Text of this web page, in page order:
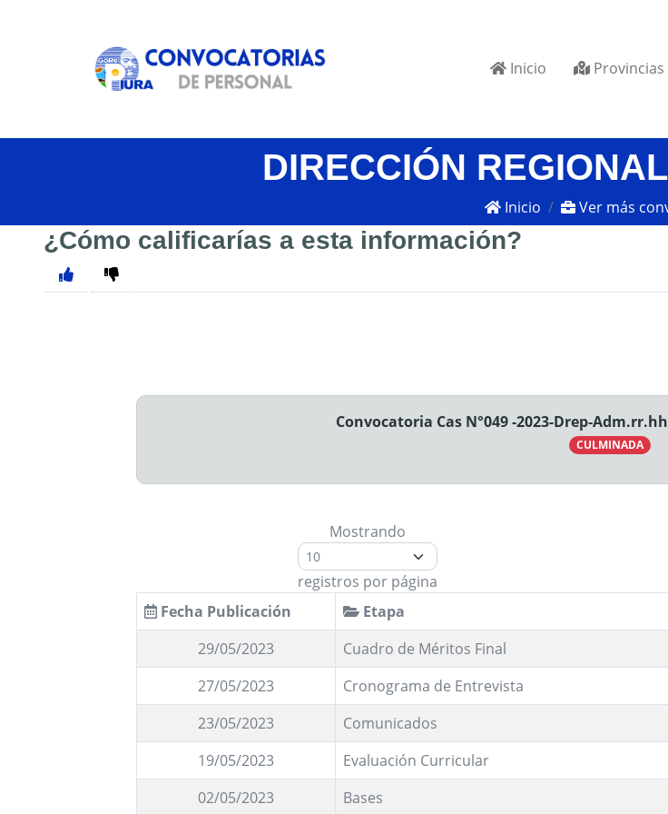
Inicio Provincias
DIRECCIÓN
Inicio Ver más
¿Cómo calificarías a esta información?
Convocatoria Cas N°049 -2023-Drep-
CULMINADA
Mostrando
registros por página
Fecha Publicación Etapa
29/05/2023
Cuadro de Méritos Final
27/05/2023
Cronograma de Entrevista
23/05/2023
Comunicados
19/05/2023
Evaluación Curricular
02/05/2023
Bases